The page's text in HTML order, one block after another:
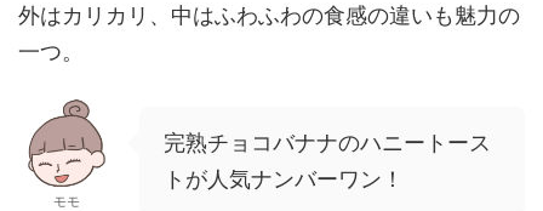
外はカリカリ、中はふわふわの食感の違いも魅力の
一つ。
モモ
完熟チョコバナナのハニートース
トが人気ナンバーワン！